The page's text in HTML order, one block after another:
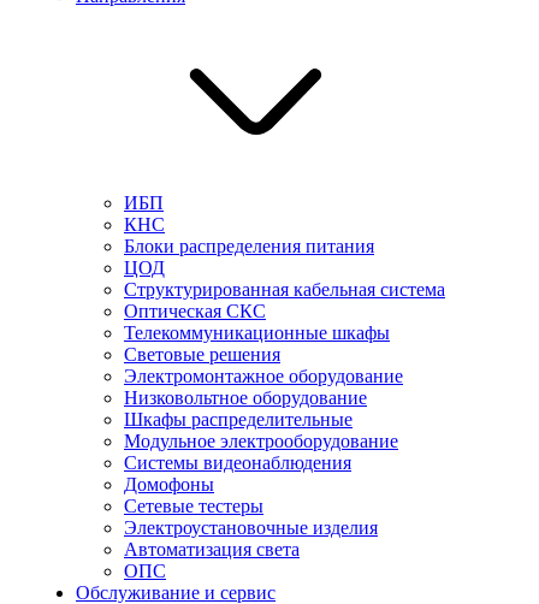
ИБП
КНС
Блоки распределения питания
ЦОД
Структурированная кабельная система
Оптическая СКС
Телекоммуникационные шкафы
Световые решения
Электромонтажное оборудование
Низковольтное оборудование
Шкафы распределительные
Модульное электрооборудование
Системы видеонаблюдения
Домофоны
Сетевые тестеры
Электроустановочные изделия
Автоматизация света
ОПС
Обслуживание и сервис